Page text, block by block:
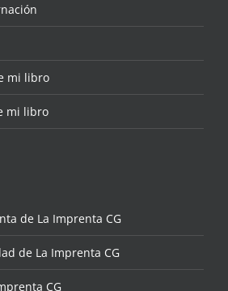
mi libro
mi libro
de La Imprenta CG
de La Imprenta CG
CG